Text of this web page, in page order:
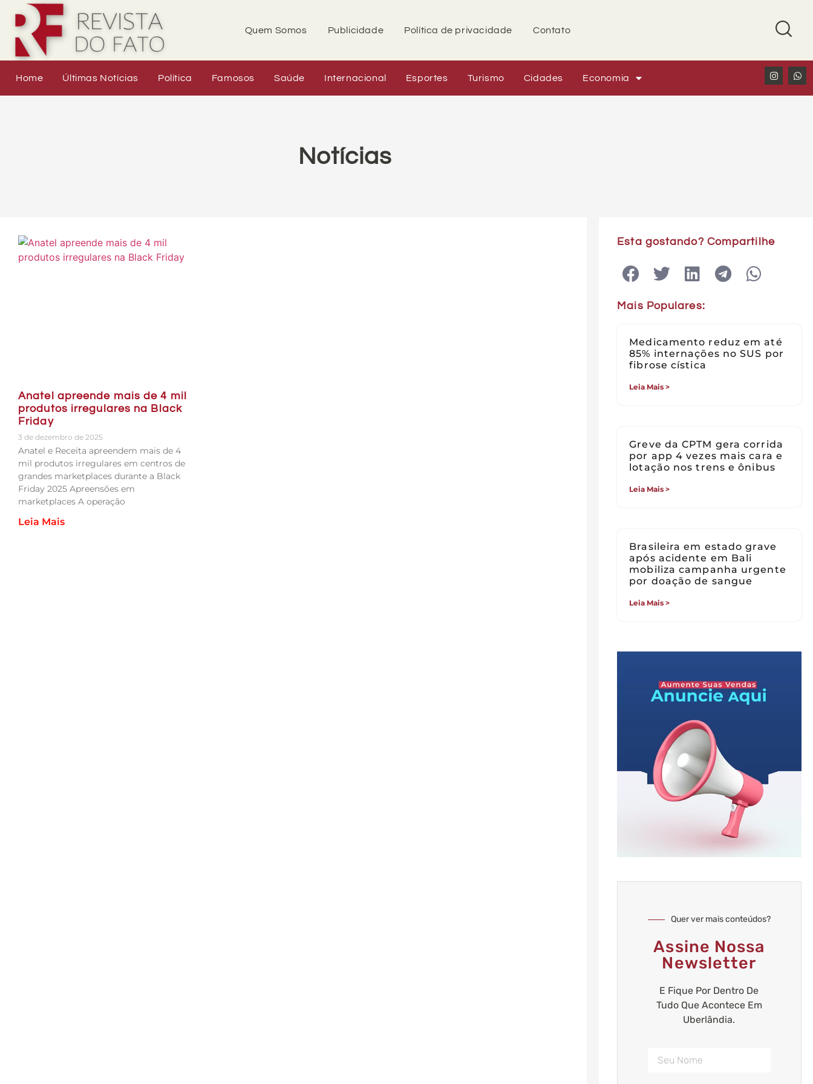
Quem Somos Publicidade Política de privacidade Contato
Home Últimas Notícias Política Famosos Saúde Internacional Esportes Turismo Cidades Economia
Notícias
Anatel apreende mais de 4 mil
produtos irregulares na Black
Friday
3 de dezembro de 2025
Anatel e Receita apreendem mais de 4
mil produtos irregulares em centros de
grandes marketplaces durante a Black
Friday 2025 Apreensões em
marketplaces A operação
Leia Mais
Esta gostando? Compartilhe
Mais Populares:
Medicamento reduz em até
85% internações no SUS por
fibrose cística
Leia Mais >
Greve da CPTM gera corrida
por app 4 vezes mais cara e
lotação nos trens e ônibus
Leia Mais >
Brasileira em estado grave
após acidente em Bali
mobiliza campanha urgente
por doação de sangue
Leia Mais >
Quer ver mais conteúdos?
Assine Nossa
Newsletter
E Fique Por Dentro De
Tudo Que Acontece Em
Uberlândia.